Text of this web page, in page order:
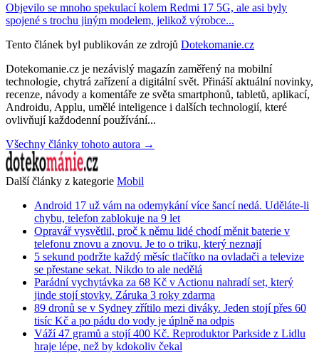
Objevilo se mnoho spekulací kolem Redmi 17 5G, ale asi byly
spojené s trochu jiným modelem, jelikož výrobce...
Tento článek byl publikován ze zdrojů Dotekomanie.cz
Dotekomanie.cz je nezávislý magazín zaměřený na mobilní
technologie, chytrá zařízení a digitální svět. Přináší aktuální novinky,
recenze, návody a komentáře ze světa smartphonů, tabletů, aplikací,
Androidu, Applu, umělé inteligence i dalších technologií, které
ovlivňují každodenní používání...
Všechny články tohoto autora →
Další články z kategorie Mobil
Android 17 už vám na odemykání více šancí nedá. Uděláte-li
chybu, telefon zablokuje na 9 let
Opravář vysvětlil, proč k němu lidé chodí měnit baterie v
telefonu znovu a znovu. Je to o triku, který neznají
5 sekund podržte každý měsíc tlačítko na ovladači a televize
se přestane sekat. Nikdo to ale nedělá
Parádní vychytávka za 68 Kč v Actionu nahradí set, který
jinde stojí stovky. Záruka 3 roky zdarma
89 dronů se v Sydney zřítilo mezi diváky. Jeden stojí přes 60
tisíc Kč a po pádu do vody je úplně na odpis
Váží 47 gramů a stojí 400 Kč. Reproduktor Parkside z Lidlu
hraje lépe, než by kdokoliv čekal